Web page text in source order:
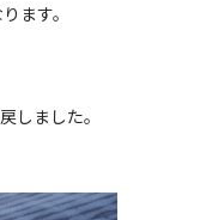
ます。
しました。